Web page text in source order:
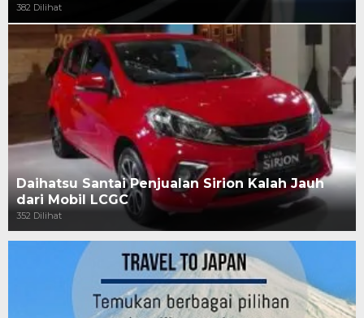
382 Dilihat
Daihatsu Santai Penjualan Sirion Kalah Jauh
dari Mobil LCGC
352 Dilihat